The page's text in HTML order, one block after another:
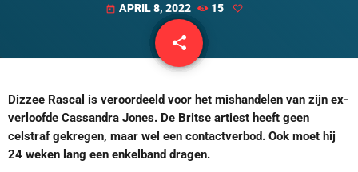
today APRIL 8, 2022 15
share
email
Dizzee Rascal is veroordeeld voor het mishandelen van zijn ex-
verloofde Cassandra Jones. De Britse artiest heeft geen
celstraf gekregen, maar wel een contactverbod. Ook moet hij
24 weken lang een enkelband dragen.